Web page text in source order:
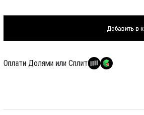
Добавить в
Оплати Долями или Сплит